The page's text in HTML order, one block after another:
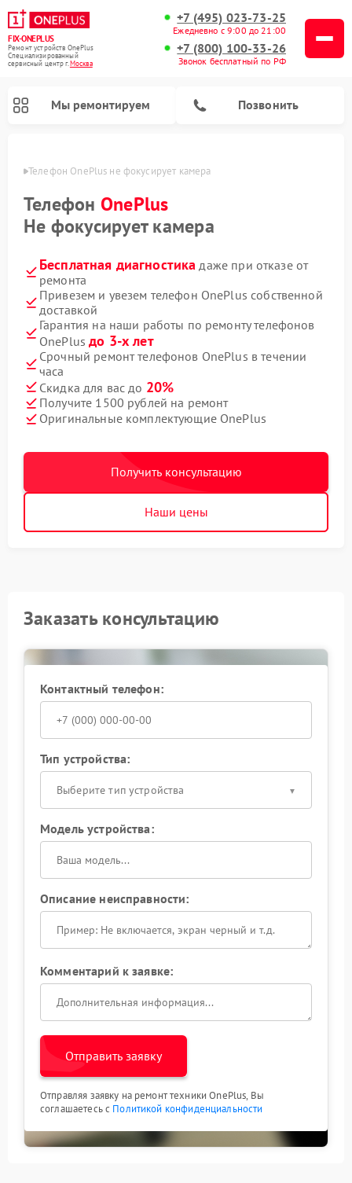
FIX-ONEPLUS
Ремонт устройств OnePlus
Специализированный
cервисный центр г.Москва
+7 (495) 023-73-25
Ежедневно с 9:00 до 21:00
+7 (800) 100-33-26
Звонок бесплатный по РФ
Мы ремонтируем Позвонить
Телефон OnePlus не фокусирует камера
Телефон OnePlus
Не фокусирует камера
Бесплатная диагностика даже при отказе от
ремонта
Привезем и увезем телефон OnePlus собственной
доставкой
Гарантия на наши работы по ремонту телефонов
OnePlusдо 3-х лет
Срочный ремонт телефонов OnePlus в течении
часа
Скидка для вас до 20%
Получите 1500 рублей на ремонт
Оригинальные комплектующие OnePlus
Получить консультацию
Наши цены
Заказать консультацию
Контактный телефон:
Тип устройства:
Выберите тип устройства
Модель устройства:
Описание неисправности:
Комментарий к заявке:
Отправить заявку
Отправляя заявку на ремонт техники OnePlus, Вы
соглашаетесь с Политикой конфиденциальности